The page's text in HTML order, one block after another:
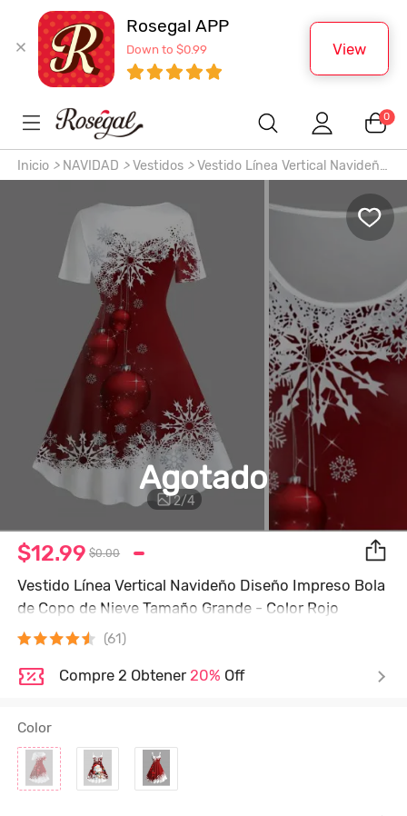
Rosegal APP
Down to $0.99 View
0
Inicio > NAVIDAD > Vestidos >Vestido Línea Vertical Navideño
2/4
Agotado
$12.99 $0.00
Vestido Línea Vertical Navideño Diseño Impreso Bola
de Copo de Nieve Tamaño Grande - Color Rojo
Oscuro - 3x | Us 22-24
(61)
Compre 2 Obtener 20% Off
Color